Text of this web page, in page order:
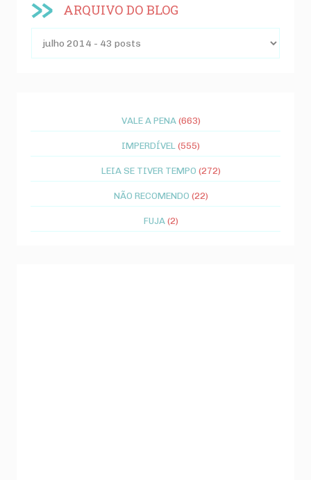
ARQUIVO DO BLOG
VALE A PENA (663)
IMPERDÍVEL (555)
LEIA SE TIVER TEMPO (272)
NÃO RECOMENDO (22)
FUJA (2)